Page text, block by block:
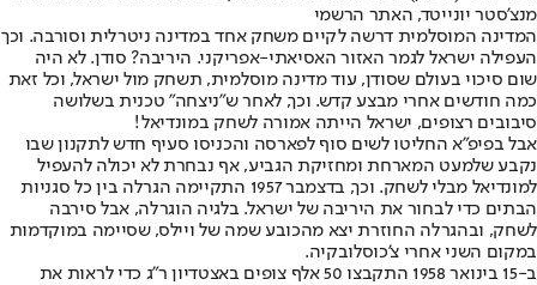
מנצ'סטר יונייטד, האתר הרשמי
המדינה המוסלמית דרשה לקיים משחק אחד במדינה ניטרלית וסורבה. וכך
העפילה ישראל לגמר האזור האסיאתי-אפריקני. היריבה? סודן. לא היה
שום סיכוי בעולם שסודן, עוד מדינה מוסלמית, תשחק מול ישראל, וכל זאת
כמה חודשים אחרי מבצע קדש. וכך, לאחר ש"ניצחה" טכנית בשלושה
סיבובים רצופים, ישראל הייתה אמורה לשחק במונדיאל!
אבל בפיפ"א החליטו לשים סוף לפארסה והכניסו סעיף חדש לתקנון שבו
נקבע שלמעט המארחת ומחזיקת הגביע, אף נבחרת לא יכולה להעפיל
למונדיאל מבלי לשחק. וכך, בדצמבר 1957 התקיימה הגרלה בין כל סגניות
הבתים כדי לבחור את היריבה של ישראל. בלגיה הוגרלה, אבל סירבה
לשחק, ובהגרלה החוזרת יצא מהכובע שמה של ויילס, שסיימה במוקדמות
במקום השני אחרי צ'כוסלובקיה.
ב-15 בינואר 1958 התקבצו 50 אלף צופים באצטדיון ר"ג כדי לראות את